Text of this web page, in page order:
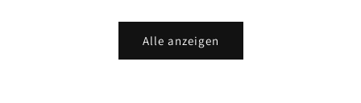
Alle anzeigen